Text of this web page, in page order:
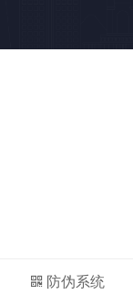
防伪系统